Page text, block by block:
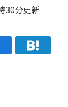
30分更新